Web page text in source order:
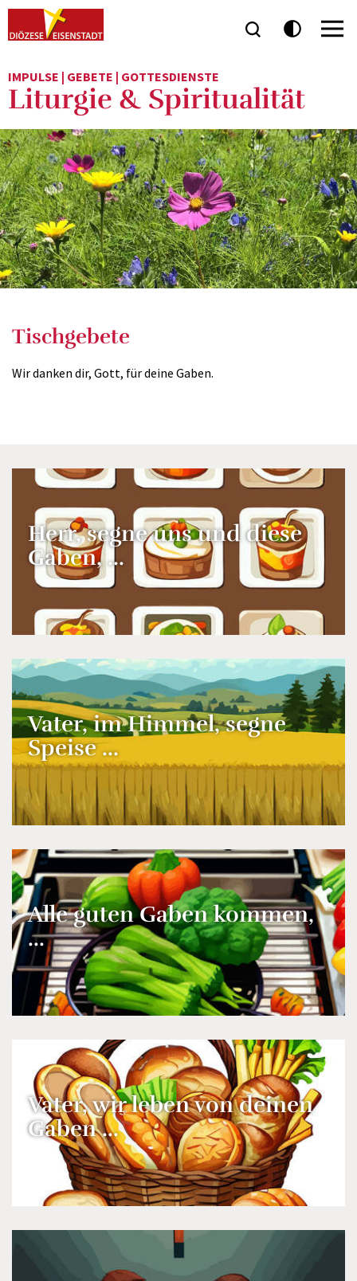
IMPULSE | GEBETE | GOTTESDIENSTE
Liturgie & Spiritualität
Tischgebete
Wir danken dir, Gott, für deine Gaben.
Herr, segne uns und diese
Gaben, ...
Vater, im Himmel, segne
Speise ...
Alle guten Gaben kommen,
...
Vater, wir leben von deinen
Gaben ...